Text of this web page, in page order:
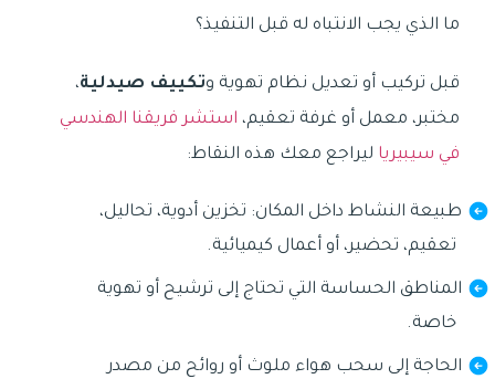
ما الذي يجب الانتباه له قبل التنفيذ؟
قبل تركيب أو تعديل نظام تهوية وتكييف صيدلية،
مختبر، معمل أو غرفة تعقيم، استشر فريقنا الهندسي
في سيبيريا ليراجع معك هذه النقاط:
طبيعة النشاط داخل المكان: تخزين أدوية، تحاليل،
تعقيم، تحضير، أو أعمال كيميائية.
المناطق الحساسة التي تحتاج إلى ترشيح أو تهوية
خاصة.
الحاجة إلى سحب هواء ملوث أو روائح من مصدر